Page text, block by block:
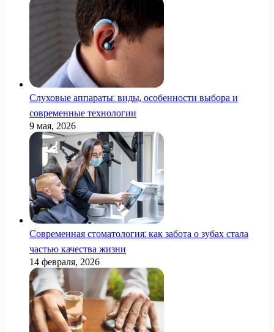
Слуховые аппараты: виды, особенности выбора и
современные технологии
9 мая, 2026
Современная стоматология: как забота о зубах стала
частью качества жизни
14 февраля, 2026